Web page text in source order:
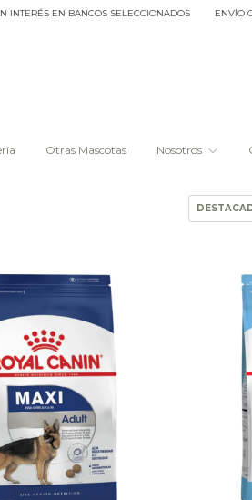
SELECCIONADOS ENVÍO GRATIS
Otras Mascotas Nosotros